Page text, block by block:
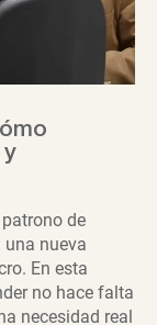
y
de
nueva
En esta
no hace falta
necesidad real